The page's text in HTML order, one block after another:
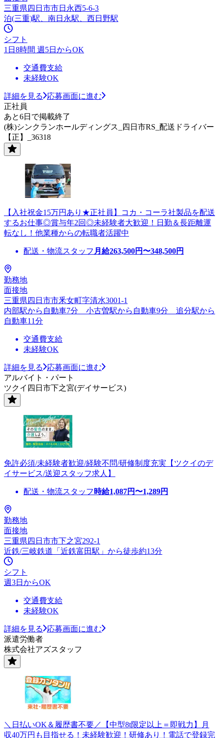
三重県四日市市日永西5-6-3
泊(三重)駅、南日永駅、西日野駅
シフト
1日8時間 週5日からOK
交通費支給
未経験OK
詳細を見る
応募画面に進む
正社員
あと6日で掲載終了
(株)シンクランホールディングス_四日市RS_配送ドライバー
【正】_36318
【入社祝金15万円あり★正社員】コカ・コーラ社製品を配送
するお仕事◎賞与年2回◎未経験者大歓迎！日勤＆長距離運
転なし！他業種からの転職者活躍中
配送・物流スタッフ 月給263,500円〜348,500円
勤務地
面接地
三重県四日市市釆女町字清水3001-1
内部駅から自動車7分 小古曽駅から自動車9分 追分駅から
自動車11分
交通費支給
未経験OK
詳細を見る
応募画面に進む
アルバイト・パート
ツクイ四日市下之宮(デイサービス)
免許必須/未経験者歓迎/経験不問/研修制度充実【ツクイのデ
イサービス/送迎スタッフ求人】
配送・物流スタッフ 時給1,087円〜1,289円
勤務地
面接地
三重県四日市市下之宮292-1
近鉄/三岐鉄道「近鉄富田駅」から徒歩約13分
シフト
週3日からOK
交通費支給
未経験OK
詳細を見る
応募画面に進む
派遣労働者
株式会社アズスタッフ
＼日払いOK＆履歴書不要／【中型8t限定以上＝即戦力】月
収40万円も目指せる！未経験歓迎！研修あり！電話で登録完